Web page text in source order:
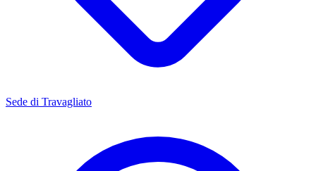
Sede di Travagliato